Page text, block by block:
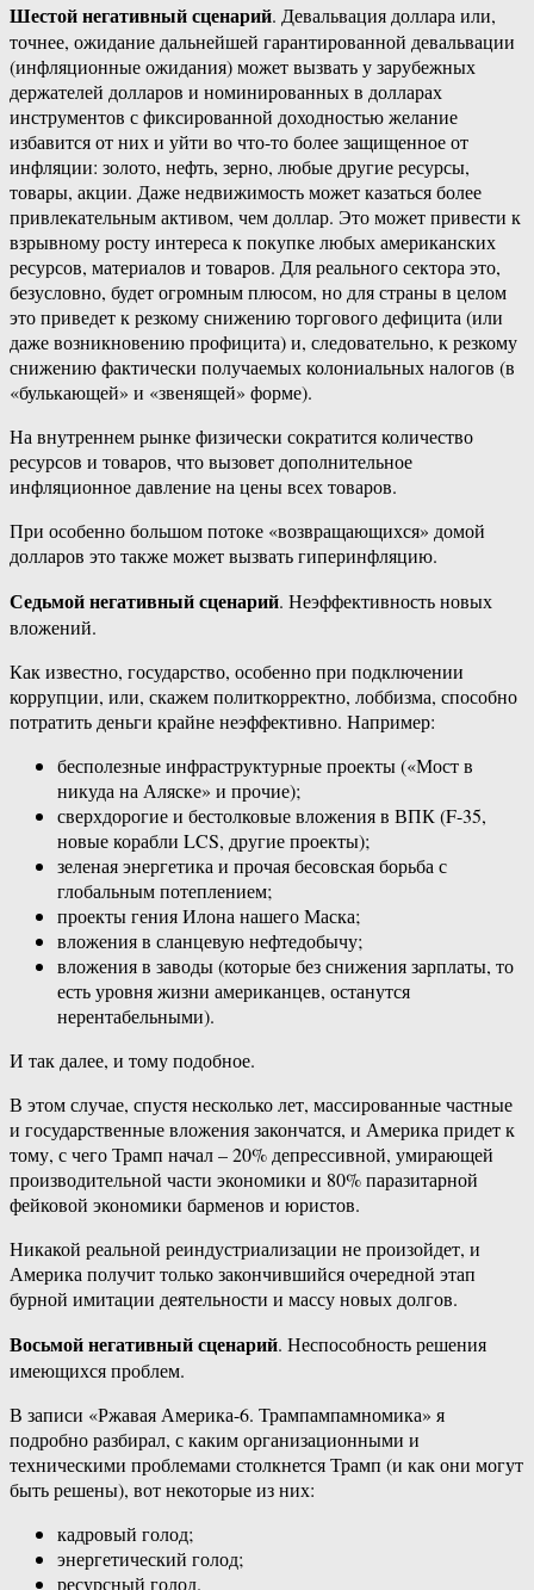
Шестой негативный сценарий. Девальвация доллара или,
точнее, ожидание дальнейшей гарантированной девальвации
(инфляционные ожидания) может вызвать у зарубежных
держателей долларов и номинированных в долларах
инструментов с фиксированной доходностью желание
избавится от них и уйти во что-то более защищенное от
инфляции: золото, нефть, зерно, любые другие ресурсы,
товары, акции. Даже недвижимость может казаться более
привлекательным активом, чем доллар. Это может привести к
взрывному росту интереса к покупке любых американских
ресурсов, материалов и товаров. Для реального сектора это,
безусловно, будет огромным плюсом, но для страны в целом
это приведет к резкому снижению торгового дефицита (или
даже возникновению профицита) и, следовательно, к резкому
снижению фактически получаемых колониальных налогов (в
«булькающей» и «звенящей» форме).
На внутреннем рынке физически сократится количество
ресурсов и товаров, что вызовет дополнительное
инфляционное давление на цены всех товаров.
При особенно большом потоке «возвращающихся» домой
долларов это также может вызвать гиперинфляцию.
Седьмой негативный сценарий. Неэффективность новых
вложений.
Как известно, государство, особенно при подключении
коррупции, или, скажем политкорректно, лоббизма, способно
потратить деньги крайне неэффективно. Например:
бесполезные инфраструктурные проекты («Мост в
никуда на Аляске» и прочие);
сверхдорогие и бестолковые вложения в ВПК (F-35,
новые корабли LCS, другие проекты);
зеленая энергетика и прочая бесовская борьба с
глобальным потеплением;
проекты гения Илона нашего Маска;
вложения в сланцевую нефтедобычу;
вложения в заводы (которые без снижения зарплаты, то
есть уровня жизни американцев, останутся
нерентабельными).
И так далее, и тому подобное.
В этом случае, спустя несколько лет, массированные частные
и государственные вложения закончатся, и Америка придет к
тому, с чего Трамп начал – 20% депрессивной, умирающей
производительной части экономики и 80% паразитарной
фейковой экономики барменов и юристов.
Никакой реальной реиндустриализации не произойдет, и
Америка получит только закончившийся очередной этап
бурной имитации деятельности и массу новых долгов.
Восьмой негативный сценарий. Неспособность решения
имеющихся проблем.
В записи «Ржавая Америка-6. Трампампамномика» я
подробно разбирал, с каким организационными и
техническими проблемами столкнется Трамп (и как они могут
быть решены), вот некоторые из них:
кадровый голод;
энергетический голод;
ресурсный голод.